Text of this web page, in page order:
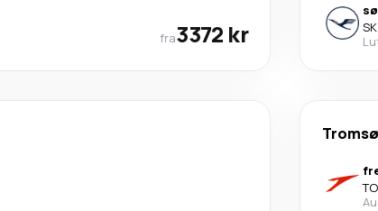
fra3372 kr
Tromsø